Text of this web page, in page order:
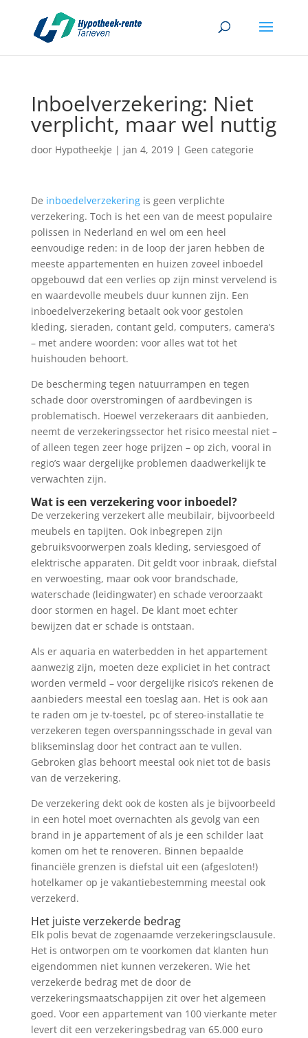
Inboelverzekering: Niet
verplicht, maar wel nuttig
door Hypotheekje | jan 4, 2019| Geen categorie
De inboedelverzekeringis geen verplichte
verzekering. Toch is het een van de meest populaire
polissen in Nederland en wel om een heel
eenvoudige reden: in de loop der jaren hebben de
meeste appartementen en huizen zoveel inboedel
opgebouwd dat een verlies op zijn minst vervelend is
en waardevolle meubels duur kunnen zijn. Een
inboedelverzekering betaalt ook voor gestolen
kleding, sieraden, contant geld, computers, camera’s
– met andere woorden: voor alles wat tot het
huishouden behoort.
De bescherming tegen natuurrampen en tegen
schade door overstromingen of aardbevingen is
problematisch. Hoewel verzekeraars dit aanbieden,
neemt de verzekeringssector het risico meestal niet –
of alleen tegen zeer hoge prijzen – op zich, vooral in
regio’s waar dergelijke problemen daadwerkelijk te
verwachten zijn.
Wat is een verzekering voor inboedel?
De verzekering verzekert alle meubilair, bijvoorbeeld
meubels en tapijten. Ook inbegrepen zijn
gebruiksvoorwerpen zoals kleding, serviesgoed of
elektrische apparaten. Dit geldt voor inbraak, diefstal
en verwoesting, maar ook voor brandschade,
waterschade (leidingwater) en schade veroorzaakt
door stormen en hagel. De klant moet echter
bewijzen dat er schade is ontstaan.
Als er aquaria en waterbedden in het appartement
aanwezig zijn, moeten deze expliciet in het contract
worden vermeld – voor dergelijke risico’s rekenen de
aanbieders meestal een toeslag aan. Het is ook aan
te raden om je tv-toestel, pc of stereo-installatie te
verzekeren tegen overspanningsschade in geval van
blikseminslag door het contract aan te vullen.
Gebroken glas behoort meestal ook niet tot de basis
van de verzekering.
De verzekering dekt ook de kosten als je bijvoorbeeld
in een hotel moet overnachten als gevolg van een
brand in je appartement of als je een schilder laat
komen om het te renoveren. Binnen bepaalde
financiële grenzen is diefstal uit een (afgesloten!)
hotelkamer op je vakantiebestemming meestal ook
verzekerd.
Het juiste verzekerde bedrag
Elk polis bevat de zogenaamde verzekeringsclausule.
Het is ontworpen om te voorkomen dat klanten hun
eigendommen niet kunnen verzekeren. Wie het
verzekerde bedrag met de door de
verzekeringsmaatschappijen zit over het algemeen
goed. Voor een appartement van 100 vierkante meter
levert dit een verzekeringsbedrag van 65.000 euro